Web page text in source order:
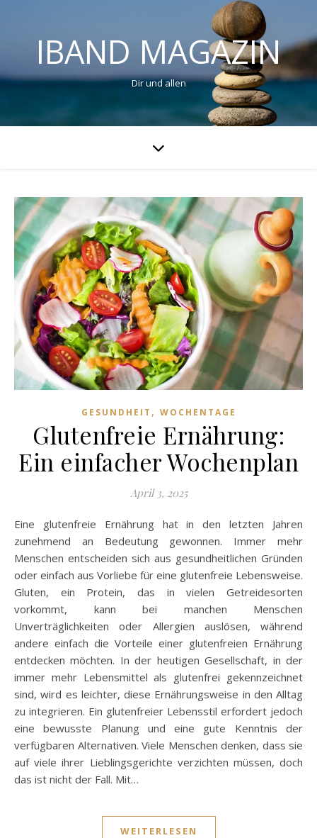
IBAND MAGAZIN
Dir und allen
GESUNDHEIT , WOCHENTAGE
Glutenfreie Ernährung:
Ein einfacher Wochenplan
April 3, 2025
Eine glutenfreie Ernährung hat in den letzten Jahren
zunehmend an Bedeutung gewonnen. Immer mehr
Menschen entscheiden sich aus gesundheitlichen Gründen
oder einfach aus Vorliebe für eine glutenfreie Lebensweise.
Gluten, ein Protein, das in vielen Getreidesorten
vorkommt, kann bei manchen Menschen
Unverträglichkeiten oder Allergien auslösen, während
andere einfach die Vorteile einer glutenfreien Ernährung
entdecken möchten. In der heutigen Gesellschaft, in der
immer mehr Lebensmittel als glutenfrei gekennzeichnet
sind, wird es leichter, diese Ernährungsweise in den Alltag
zu integrieren. Ein glutenfreier Lebensstil erfordert jedoch
eine bewusste Planung und eine gute Kenntnis der
verfügbaren Alternativen. Viele Menschen denken, dass sie
auf viele ihrer Lieblingsgerichte verzichten müssen, doch
das ist nicht der Fall. Mit…
WEITERLESEN